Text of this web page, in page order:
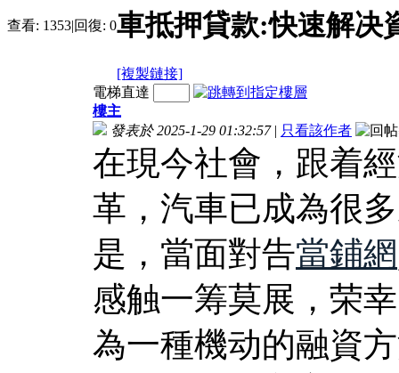
查看: 1353|回復: 0車抵押貸款:快速解决
[複製鏈接]
電梯直達
樓主
發表於 2025-1-29 01:32:57 | 只看該作者
在現今社會，跟着
革，汽車已成為很
是，當面對告當鋪網
感触一筹莫展，荣
為一種機动的融資